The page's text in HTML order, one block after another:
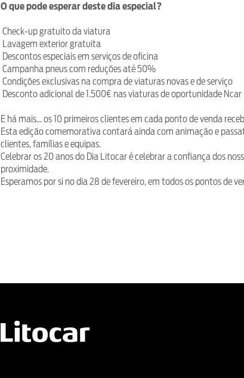
O que pode esperar deste dia especial?
Check-up gratuito da viatura
Lavagem exterior gratuita
Descontos especiais em serviços de oficina
Campanha pneus com reduções até 50%
Condições exclusivas na compra de viaturas novas e de serviço
Desconto adicional de 1.500€ nas viaturas de oportunidade Ncar
E há mais… os 10 primeiros clientes em cada ponto de venda
Esta edição comemorativa contará ainda com animação e
clientes, famílias e equipas.
Celebrar os 20 anos do Dia Litocar é celebrar a confiança dos
proximidade.
Esperamos por si no dia 28 de fevereiro, em todos os pontos de